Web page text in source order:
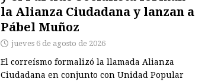
la Alianza Ciudadana y lanzan a
Pábel Muñoz
jueves 6 de agosto de 2026
El correísmo formalizó la llamada Alianza
Ciudadana en conjunto con Unidad Popular